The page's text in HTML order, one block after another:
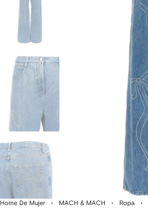
Home De Mujer MACH & MACH Ropa